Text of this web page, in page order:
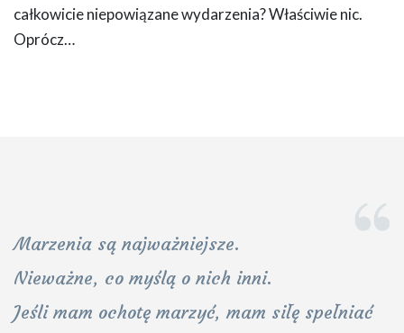
całkowicie niepowiązane wydarzenia? Właściwie nic.
Oprócz…
Marzenia są najważniejsze.
Nieważne, co myślą o nich inni.
Jeśli mam ochotę marzyć, mam siłę spełniać